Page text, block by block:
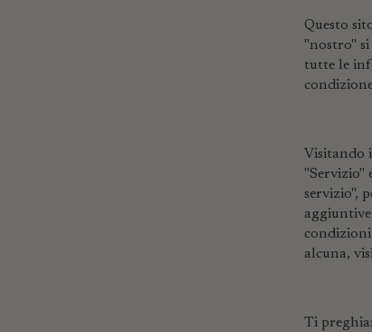
Questo
"nostro" si
tutte le
Visitando
"Servizio"
servizio",
alcuna,
Ti